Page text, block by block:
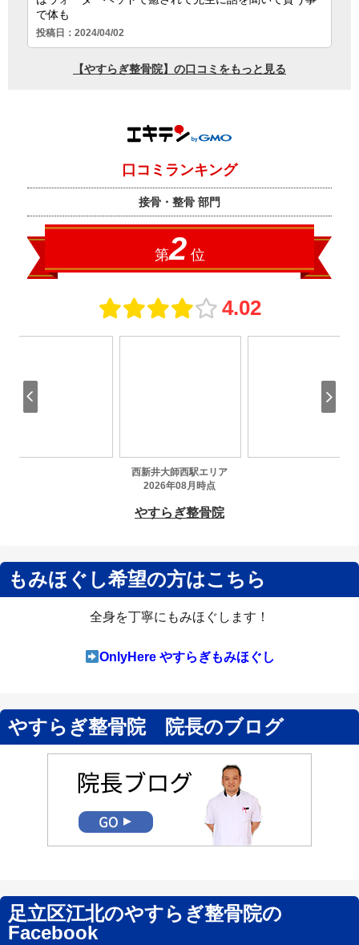
もみほぐし希望の方はこちら
全身を丁寧にもみほぐします！
OnlyHere やすらぎもみほぐし
やすらぎ整骨院 院長のブログ
足立区江北のやすらぎ整骨院の
Facebook